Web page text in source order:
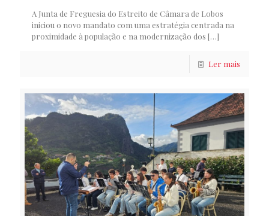
A Junta de Freguesia do Estreito de Câmara de Lobos
iniciou o novo mandato com uma estratégia centrada na
proximidade à população e na modernização dos […]
Ler mais